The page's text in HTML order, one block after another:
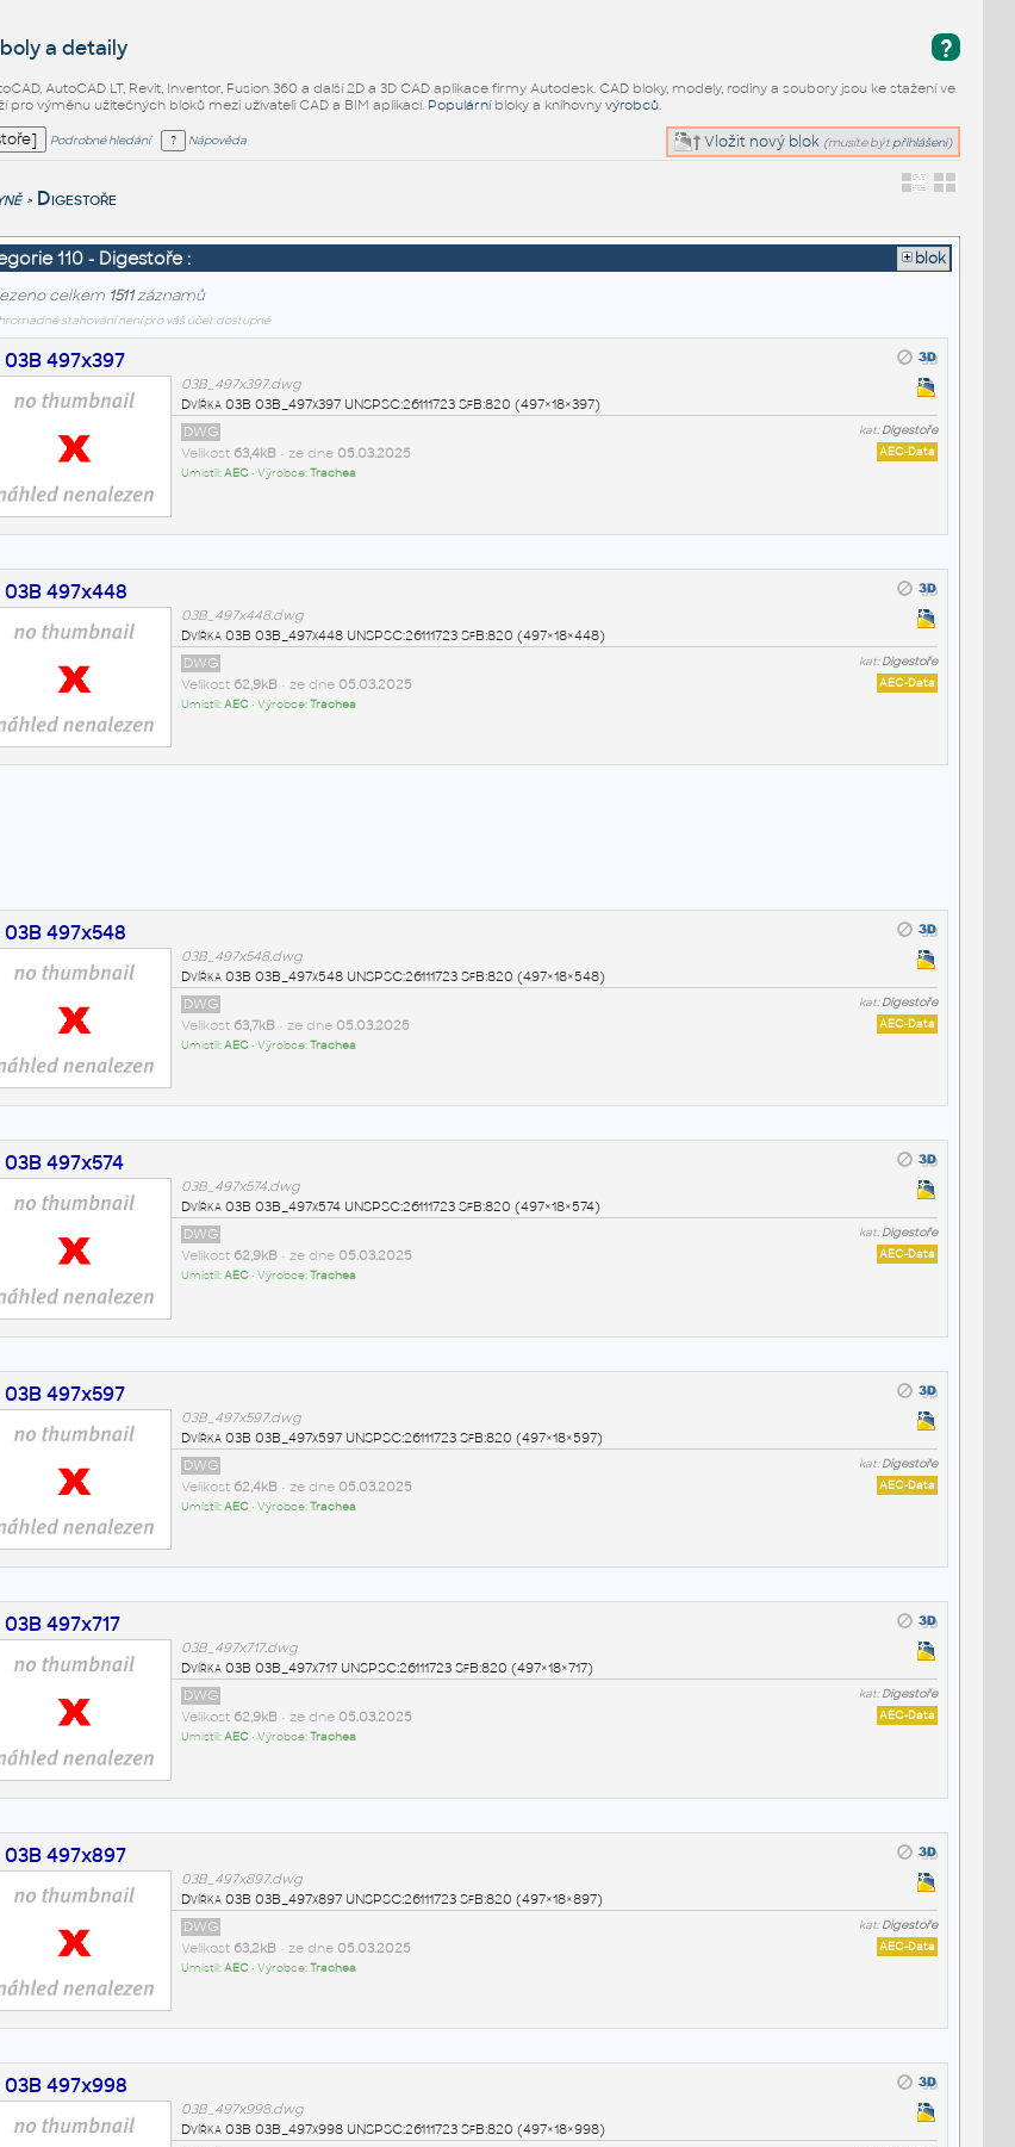
?
a detaily
AutoCAD LT, Revit, Inventor, Fusion 360 a další 2D a 3D CAD aplikace firmy Autodesk. CAD bloky, modely, rodiny a soubory jsou ke stažení ve
pro výměnu užitečných bloků mezi uživateli CAD a BIM aplikací. Populárníbloky a knihovny výrobců.
Vložit nový blok (musíte být přihlášeni)
Podrobné hledání Nápověda
> Digestoře
110 - Digestoře :
blok
celkem 1511záznamů
hromadné stahování není pro váš účet dostupné
03B 497x397
03B_497x397.dwg
Dvířka 03B 03B_497x397 UNSPSC:26111723 SfB:820 (497×18×397)
kat:Digestoře
DWG
AEC-Data
Velikost 63,4kB• ze dne 05.03.2025
Umístil:AEC• Výrobce:Trachea
03B 497x448
03B_497x448.dwg
Dvířka 03B 03B_497x448 UNSPSC:26111723 SfB:820 (497×18×448)
kat:Digestoře
DWG
AEC-Data
Velikost 62,9kB• ze dne 05.03.2025
Umístil:AEC• Výrobce:Trachea
03B 497x548
03B_497x548.dwg
Dvířka 03B 03B_497x548 UNSPSC:26111723 SfB:820 (497×18×548)
kat:Digestoře
DWG
AEC-Data
Velikost 63,7kB• ze dne 05.03.2025
Umístil:AEC• Výrobce:Trachea
03B 497x574
03B_497x574.dwg
Dvířka 03B 03B_497x574 UNSPSC:26111723 SfB:820 (497×18×574)
kat:Digestoře
DWG
AEC-Data
Velikost 62,9kB• ze dne 05.03.2025
Umístil:AEC• Výrobce:Trachea
03B 497x597
03B_497x597.dwg
Dvířka 03B 03B_497x597 UNSPSC:26111723 SfB:820 (497×18×597)
kat:Digestoře
DWG
AEC-Data
Velikost 62,4kB• ze dne 05.03.2025
Umístil:AEC• Výrobce:Trachea
03B 497x717
03B_497x717.dwg
Dvířka 03B 03B_497x717 UNSPSC:26111723 SfB:820 (497×18×717)
kat:Digestoře
DWG
AEC-Data
Velikost 62,9kB• ze dne 05.03.2025
Umístil:AEC• Výrobce:Trachea
03B 497x897
03B_497x897.dwg
Dvířka 03B 03B_497x897 UNSPSC:26111723 SfB:820 (497×18×897)
kat:Digestoře
DWG
AEC-Data
Velikost 63,2kB• ze dne 05.03.2025
Umístil:AEC• Výrobce:Trachea
03B 497x998
03B_497x998.dwg
Dvířka 03B 03B_497x998 UNSPSC:26111723 SfB:820 (497×18×998)